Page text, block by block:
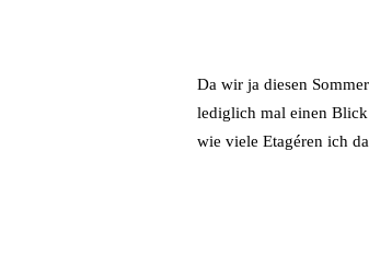
Da wir ja diesen
lediglich mal einen Blick
wie viele Etagéren ich